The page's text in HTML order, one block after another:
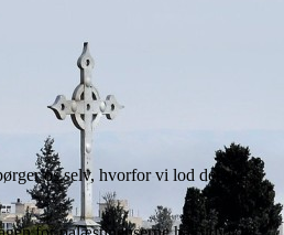
os selv, hvorfor vi lod det ske?